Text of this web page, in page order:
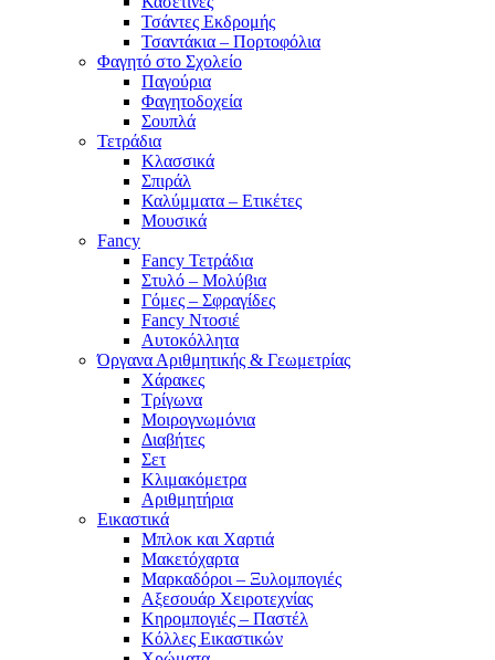
Τσάντες Εκδρομής
Τσαντάκια – Πορτοφόλια
Φαγητό στο Σχολείο
Παγούρια
Φαγητοδοχεία
Σουπλά
Τετράδια
Κλασσικά
Σπιράλ
Καλύμματα – Ετικέτες
Μουσικά
Fancy
Fancy Τετράδια
Στυλό – Μολύβια
Γόμες – Σφραγίδες
Fancy Ντοσιέ
Αυτοκόλλητα
Όργανα Αριθμητικής & Γεωμετρίας
Χάρακες
Τρίγωνα
Mοιρογνωμόνια
Διαβήτες
Σετ
Κλιμακόμετρα
Αριθμητήρια
Εικαστικά
Μπλοκ και Χαρτιά
Μακετόχαρτα
Μαρκαδόροι – Ξυλομπογιές
Αξεσουάρ Χειροτεχνίας
Κηρομπογιές – Παστέλ
Κόλλες Εικαστικών